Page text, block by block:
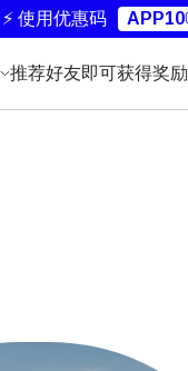
⚡ 使用优惠码 APP10
推荐好友即可获得奖励